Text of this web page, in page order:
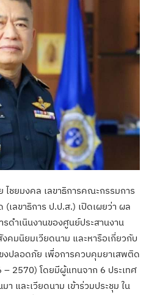
ชยมงคล เลขาธิการคณะกรรมการ
เลขาธิการ ป.ป.ส.) เปิดเผยว่า ผล
ดำเนินงานของศูนย์ประสานงาน
คมนิยมเวียดนาม และหารือเกี่ยวกับ
งปลอดภัย เพื่อการควบคุมยาเสพติด
– 2570) โดยมีผู้แทนจาก 6 ประเทศ
า และเวียดนาม เข้าร่วมประชุม ใน